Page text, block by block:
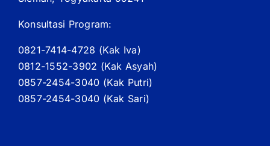
Konsultasi Program:
0821-7414-4728 (Kak Iva)
0812-1552-3902 (Kak Asyah)
0857-2454-3040 (Kak Putri)
0857-2454-3040 (Kak Sari)